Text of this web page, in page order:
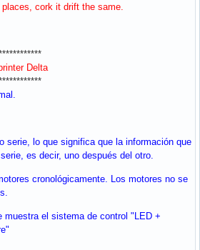
cork it drift the same.
Delta
serie, lo que significa que la información que
es decir, uno después del otro.
cronológicamente. Los motores no se
muestra el sistema de control "LED +